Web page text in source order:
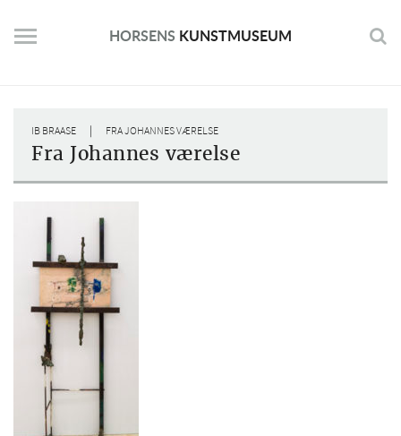
content
HORSENS KUNSTMUSEUM
IB BRAASE | FRA JOHANNES VÆRELSE
Fra Johannes værelse